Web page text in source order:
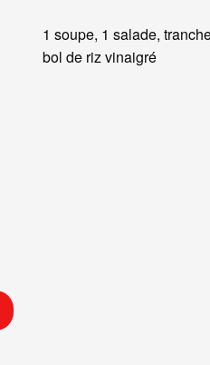
1 soupe, 1 salade,
bol de riz vinaigré